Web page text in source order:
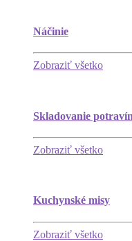
Náčinie
Zobraziť všetko
Skladovanie potravín
Zobraziť všetko
Kuchynské misy
Zobraziť všetko